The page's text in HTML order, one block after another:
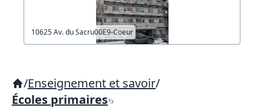
10625 Av. du Sacru00E9-Coeur
/Enseignement et savoir/
Écoles primaires